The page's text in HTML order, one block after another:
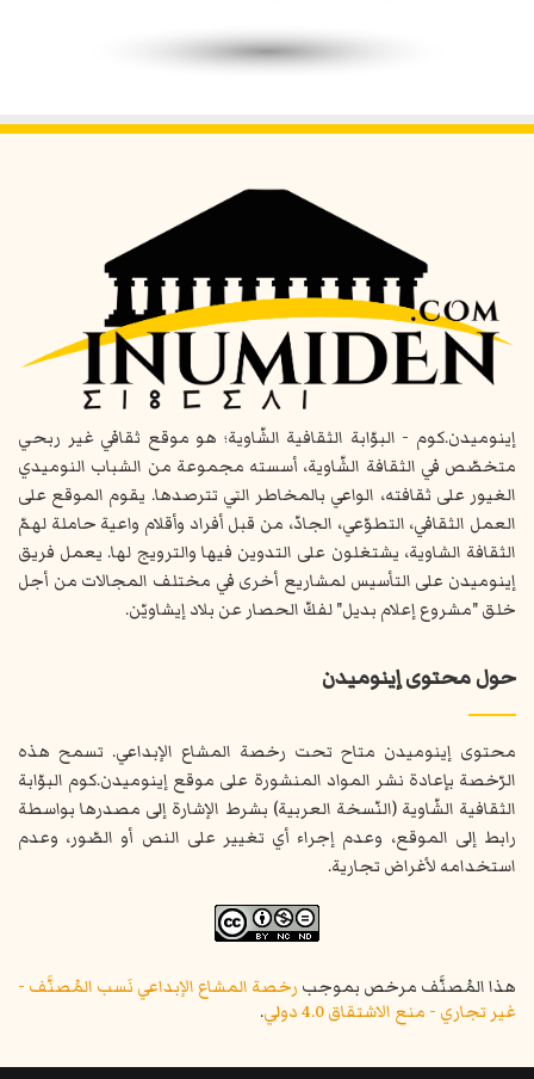
إينوميدن.كوم - البوّابة الثقافية الشّاوية؛ هو موقع ثقافي غير ربحي
متخصّص في الثقافة الشّاوية، أسسته مجموعة من الشباب النوميدي
الغيور على ثقافته، الواعي بالمخاطر التي تترصدها. يقوم الموقع على
العمل الثقافي، التطوّعي، الجادّ، من قبل أفراد وأقلام واعية حاملة لهمّ
الثقافة الشاوية، يشتغلون على التدوين فيها والترويج لها. يعمل فريق
إينوميدن على التأسيس لمشاريع أخرى في مختلف المجالات من أجل
خلق "مشروع إعلام بديل" لفكّ الحصار عن بلاد إيشاويّن.
حول محتوى إينوميدن
محتوى إينوميدن متاح تحت رخصة المشاع الإبداعي. تسمح هذه
الرّخصة بإعادة نشر المواد المنشورة على موقع إينوميدن.كوم البوّابة
الثقافية الشّاوية (النّسخة العربية) بشرط الإشارة إلى مصدرها بواسطة
رابط إلى الموقع، وعدم إجراء أي تغيير على النص أو الصّور، وعدم
استخدامه لأغراض تجارية.
هذا المُصنَّف مرخص بموجب رخصة المشاع الإبداعي نَسب المُصنَّف -
غير تجاري - منع الاشتقاق 4.0 دولي
.